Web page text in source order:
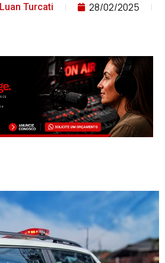
Luan Turcati
28/02/2025